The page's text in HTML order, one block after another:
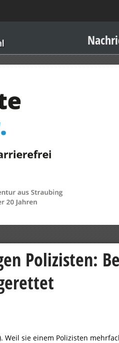
Polizisten:
Weil sie einem Polizisten